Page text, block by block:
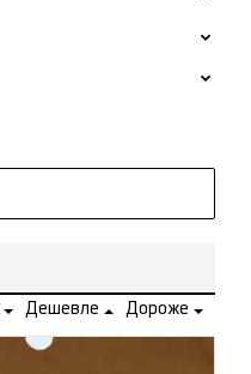
Дешевле Дороже